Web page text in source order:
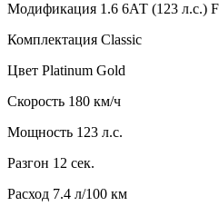
Модификация 1.6 6АТ (123 л.с.)
Комплектация Classic
Цвет Platinum Gold
Скорость 180 км/ч
Мощность 123 л.с.
Разгон 12 сек.
Расход 7.4 л/100 км